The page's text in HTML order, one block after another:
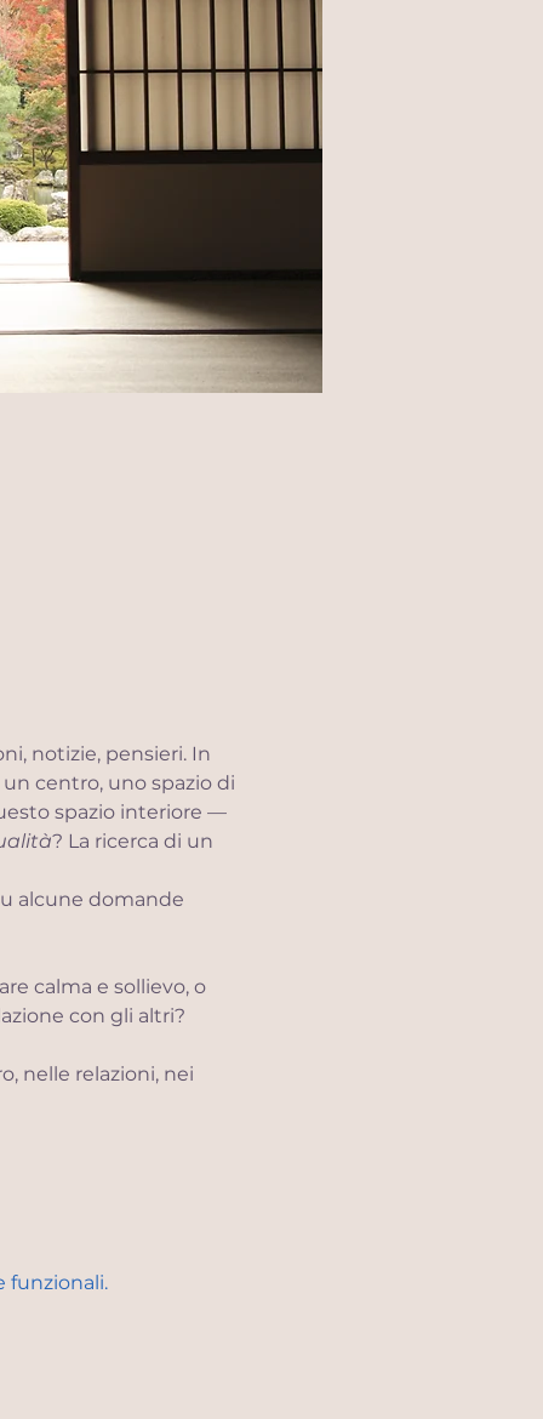
notizie, pensieri. In
centro, uno spazio di
spazio interiore —
? La ricerca di un
alcune domande
calma e sollievo, o
con gli altri?
nelle relazioni, nei
funzionali.